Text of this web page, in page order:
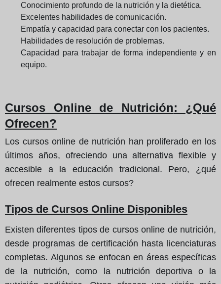
Conocimiento profundo de la nutrición y la dietética.
Excelentes habilidades de comunicación.
Empatía y capacidad para conectar con los pacientes.
Habilidades de resolución de problemas.
Capacidad para trabajar de forma independiente y en
equipo.
Cursos Online de Nutrición: ¿Qué
Ofrecen?
Los cursos online de nutrición han proliferado en los
últimos años, ofreciendo una alternativa flexible y
accesible a la educación tradicional. Pero, ¿qué
ofrecen realmente estos cursos?
Tipos de Cursos Online Disponibles
Existen diferentes tipos de cursos online de nutrición,
desde programas de certificación hasta licenciaturas
completas. Algunos se enfocan en áreas específicas
de la nutrición, como la nutrición deportiva o la